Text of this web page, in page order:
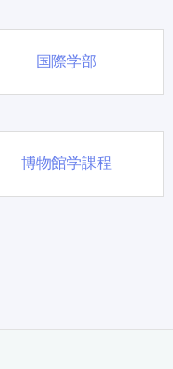
国際学部
博物館学課程